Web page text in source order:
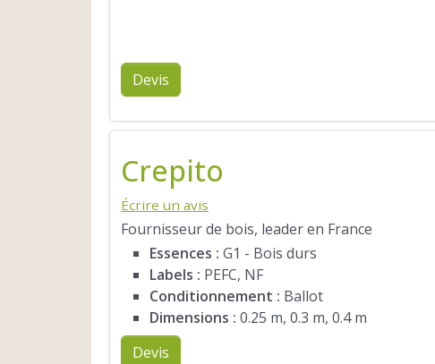
Devis
Crepito
Écrire un avis
Fournisseur de bois, leader en France
Essences : G1 - Bois durs
Labels : PEFC, NF
Conditionnement : Ballot
Dimensions : 0.25 m, 0.3 m, 0.4 m
Devis